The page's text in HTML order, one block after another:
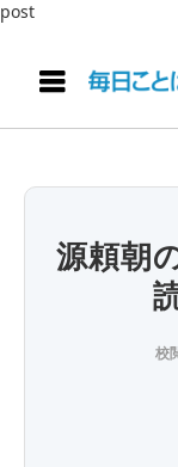
post
源頼朝
校